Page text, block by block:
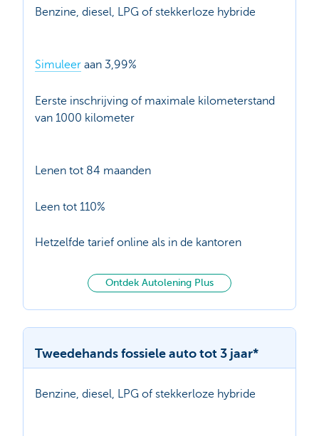
Benzine, diesel, LPG of stekkerloze hybride
Simuleer aan 3,99%
Eerste inschrijving of maximale kilometerstand
van 1000 kilometer
Lenen tot 84 maanden
Leen tot 110%
Hetzelfde tarief online als in de kantoren
Ontdek Autolening Plus
Tweedehands fossiele auto tot 3 jaar*
Benzine, diesel, LPG of stekkerloze hybride